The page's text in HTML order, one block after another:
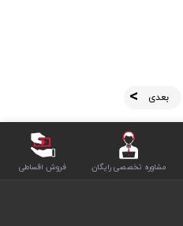
بعدی
مشاوره تخصصی رایگان فروش اقساطی